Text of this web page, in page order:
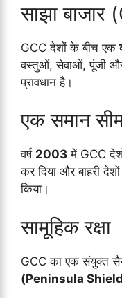
साझा
GCC देशों के बीच एक
वस्तुओं, सेवाओं, पूंजी और
प्रावधान है।
एक समान
वर्ष 2003 में GCC
कर दिया और बाहरी
किया।
सामूहिक रक्षा
GCC का एक संयुक्त
(Peninsula